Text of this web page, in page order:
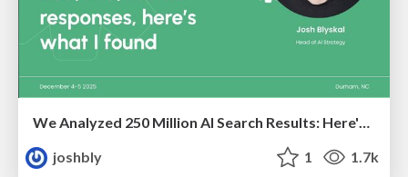
We Analyzed 250 Million AI Search Results: Here's What I Found
joshbly
1 1.7k